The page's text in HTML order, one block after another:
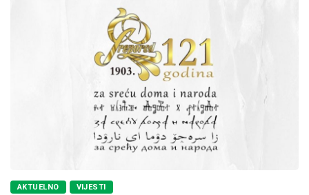
AKTUELNO VIJESTI